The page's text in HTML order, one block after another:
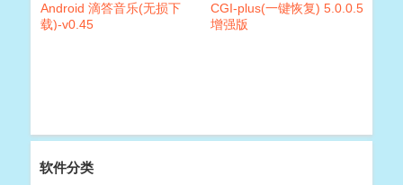
Android 滴答音乐(无损下
载)-v0.45
CGI-plus(一键恢复) 5.0.0.5
增强版
软件分类